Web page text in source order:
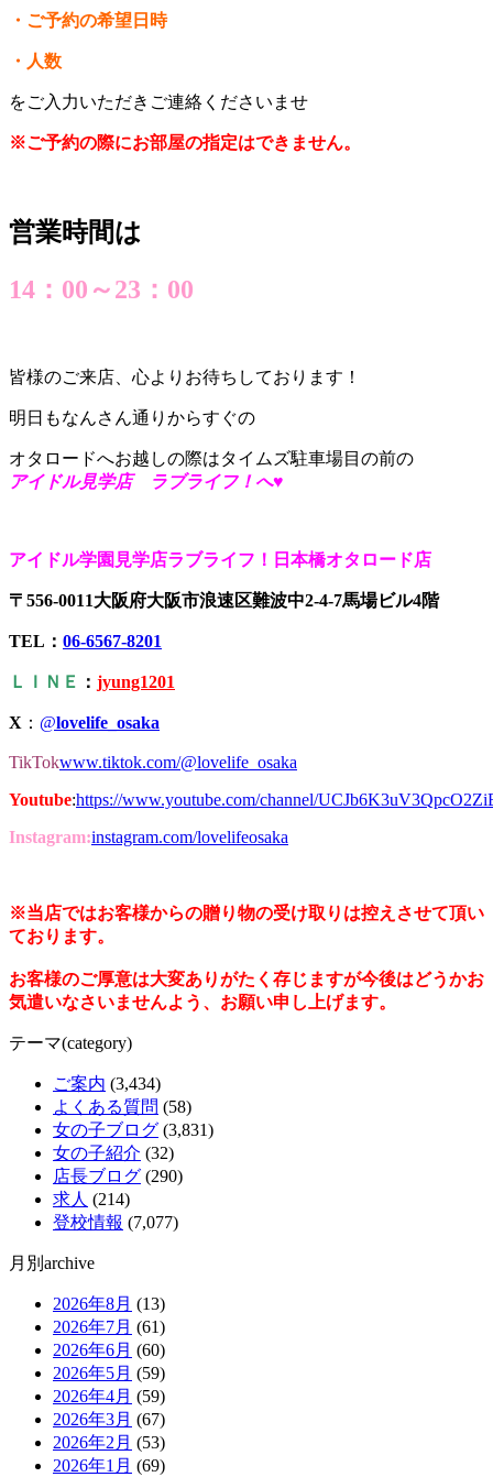
・ご予約の希望日時
・人数
をご入力いただきご連絡くださいませ
※ご予約の際にお部屋の指定はできません。
営業時間は
14：00～23：00
皆様のご来店、心よりお待ちしております！
明日もなんさん通りからすぐの
オタロードへお越しの際はタイムズ駐車場目の前の
アイドル見学店 ラブライフ！へ♥
アイドル学園見学店ラブライフ！日本橋オタロード店
〒556-0011大阪府大阪市浪速区難波中2-4-7馬場ビル4階
TEL： 06-6567-8201
ＬＩＮＥ ： jyung1201
X ： @lovelife_osaka
TikTokwww.tiktok.com/@lovelife_osaka
Youtube:https://www.youtube.com/channel/
Instagram:instagram.com/lovelifeosaka
※当店ではお客様からの贈り物の受け取りは控えさせて頂い
ております。
お客様のご厚意は大変ありがたく存じますが今後はどうかお
気遣いなさいませんよう、お願い申し上げます。
テーマ(category)
ご案内 (3,434)
よくある質問 (58)
女の子ブログ (3,831)
女の子紹介 (32)
店長ブログ (290)
求人 (214)
登校情報 (7,077)
月別archive
2026年8月 (13)
2026年7月 (61)
2026年6月 (60)
2026年5月 (59)
2026年4月 (59)
2026年3月 (67)
2026年2月 (53)
2026年1月 (69)